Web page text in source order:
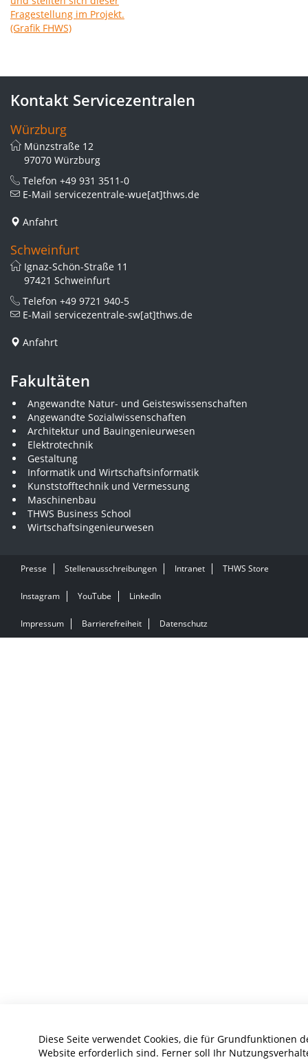
Diese Seite verwendet Cookies, die für Grundfunktionen
Website erforderlich sind. Ferner soll Ihr
Kontakt Servicezentralen
Würzburg
Münzstraße 12
97070 Würzburg
Telefon +49 931 3511-0
E-Mail servicezentrale-wue[at]thws.de
Anfahrt
Schweinfurt
Ignaz-Schön-Straße 11
97421 Schweinfurt
Telefon +49 9721 940-5
E-Mail servicezentrale-sw[at]thws.de
Anfahrt
Fakultäten
Angewandte Natur- und Geisteswissenschaften
Angewandte Sozialwissenschaften
Architektur und Bauingenieurwesen
Elektrotechnik
Gestaltung
Informatik und Wirtschaftsinformatik
Kunststofftechnik und Vermessung
Maschinenbau
THWS Business School
Wirtschaftsingenieurwesen
Presse Stellenausschreibungen Intranet THWS Store
Instagram YouTube LinkedIn
Impressum Barrierefreiheit Datenschutz